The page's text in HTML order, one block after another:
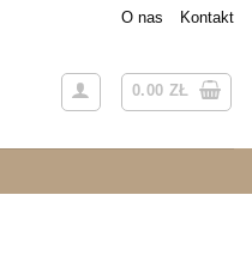
O nas Kontakt
0.00 ZŁ